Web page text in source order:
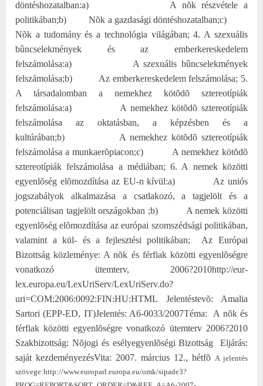
döntéshozatalban:a)
A nõk részvétele a
politikában;b) Nõk a gazdasági döntéshozatalban;c)
Nõk a tudomány és a technológia világában; 4. A szexuális
bûncselekmények és az emberkereskedelem
felszámolása:a)
A szexuális bûncselekmények
felszámolása;b) Az emberkereskedelem felszámolása; 5.
A társadalomban a nemekhez kötõdõ sztereotípiák
felszámolása:a)
A nemekhez kötõdõ sztereotípiák
felszámolása az oktatásban, a képzésben és a
kultúrában;b)
A nemekhez kötõdõ sztereotípiák
felszámolása a munkaerõpiacon;c)
A nemekhez kötõdõ
sztereotípiák felszámolása a médiában; 6. A nemek közötti
egyenlõség elõmozdítása az EU-n kívül:a)
Az uniós
jogszabályok alkalmazása a csatlakozó, a tagjelölt és a
potenciálisan tagjelölt országokban ;b)
A nemek közötti
egyenlõség elõmozdítása az európai szomszédsági politikában,
valamint a kül- és a fejlesztési politikában;
Az Európai
Bizottság közleménye: A nõk és férfiak közötti egyenlõségre
vonatkozó ütemterv, 2006?2010http://eur-
lex.europa.eu/LexUriServ/LexUriServ.do?
uri=COM:2006:0092:FIN:HU:HTML
Jelentéstevõ: Amalia
Sartori (EPP-ED, IT)Jelentés: A6-0033/2007Téma:
A nõk és
férfiak közötti egyenlõségre vonatkozó ütemterv 2006?2010
Szakbizottság: Nõjogi és esélyegyenlõségi Bizottság
Eljárás:
saját kezdeményezésVita: 2007. március 12., hétfõ A jelentés
szövege:http://www.europarl.europa.eu/omk/sipade3?